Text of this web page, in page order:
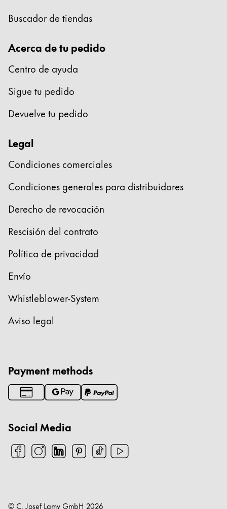
Buscador de tiendas
Acerca de tu pedido
Centro de ayuda
Sigue tu pedido
Devuelve tu pedido
Legal
Condiciones comerciales
Condiciones generales para distribuidores
Derecho de revocación
Rescisión del contrato
Política de privacidad
Envío
Whistleblower-System
Aviso legal
Payment methods
Social Media
© C. Josef Lamy GmbH 2026